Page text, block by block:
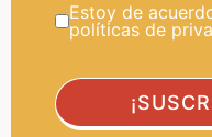
Estoy de
políticas de